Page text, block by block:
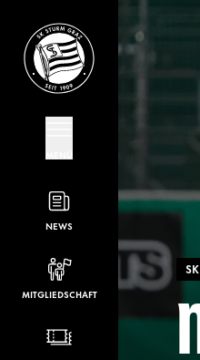
NEWS
MITGLIEDSCHAFT